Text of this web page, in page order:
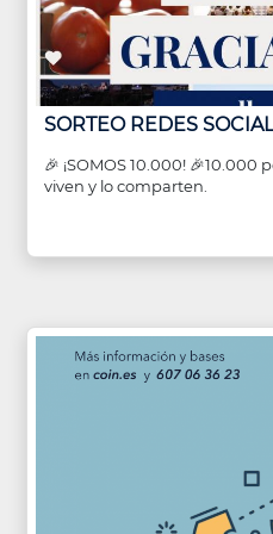
SORTEO REDES
🎉 ¡SOMOS 10.000!
viven y lo comparten.